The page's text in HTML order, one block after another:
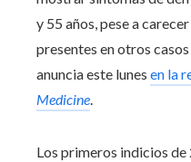
y 55 años, pese a
presentes en otros
anuncia este lunes en la
Medicine
Los primeros indicios